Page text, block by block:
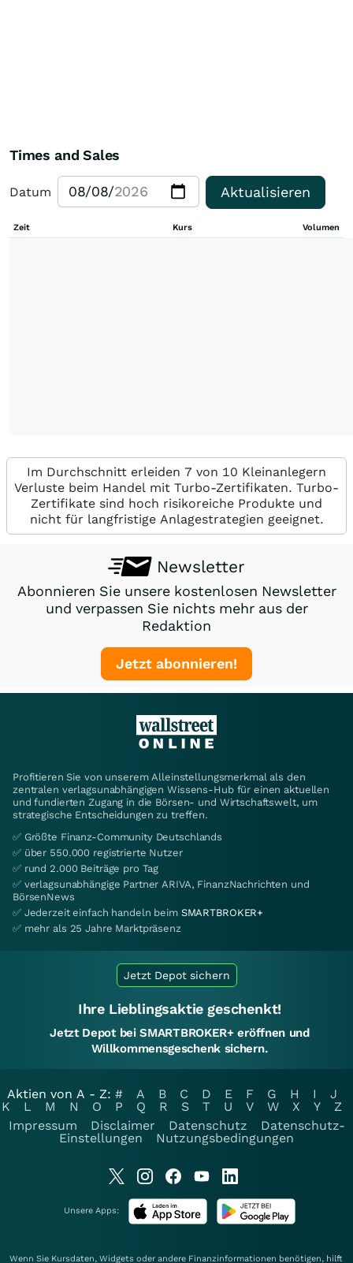
Times and Sales
Datum Aktualisieren
Zeit Kurs Volumen
Im Durchschnitt erleiden 7 von 10 Kleinanlegern
Verluste beim Handel mit Turbo-Zertifikaten. Turbo-
Zertifikate sind hoch risikoreiche Produkte und
nicht für langfristige Anlagestrategien geeignet.
Newsletter
Abonnieren Sie unsere kostenlosen Newsletter
und verpassen Sie nichts mehr aus der
Redaktion
Jetzt abonnieren!
Profitieren Sie von unserem Alleinstellungsmerkmal als den
zentralen verlagsunabhängigen Wissens-Hub für einen aktuellen
und fundierten Zugang in die Börsen- und Wirtschaftswelt, um
strategische Entscheidungen zu treffen.
✅ Größte Finanz-Community Deutschlands
✅ über 550.000 registrierte Nutzer
✅ rund 2.000 Beiträge pro Tag
✅ verlagsunabhängige Partner ARIVA, FinanzNachrichten und
BörsenNews
✅ Jederzeit einfach handeln beim SMARTBROKER+
✅ mehr als 25 Jahre Marktpräsenz
Jetzt Depot sichern
Ihre Lieblingsaktie geschenkt!
Jetzt Depot bei SMARTBROKER+ eröffnen und
Willkommensgeschenk sichern.
Aktien von A - Z: # A B C D E F G H I
J
K
L M N O P Q R S T U V W X Y
Z
Impressum
Disclaimer Datenschutz
Datenschutz-
Einstellungen
Nutzungsbedingungen
Unsere Apps:
Wenn Sie Kursdaten, Widgets oder andere Finanzinformationen benötigen, hilft